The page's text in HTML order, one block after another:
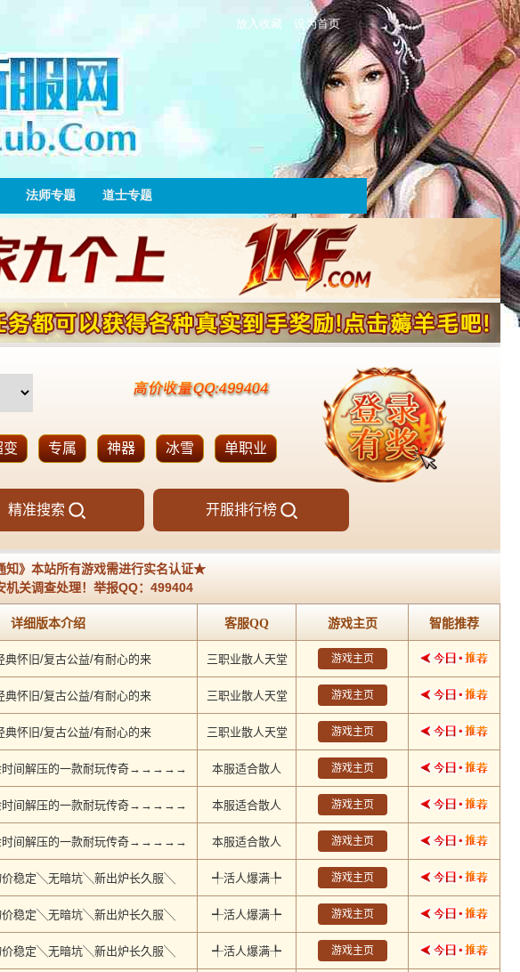
放入收藏 设为首页
法师专题 道士专题